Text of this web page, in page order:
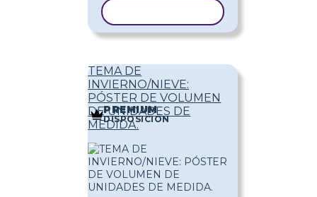
TEMA DE
INVIERNO/NIEVE:
PÓSTER DE VOLUMEN
DE UNIDADES DE
MEDIDA.
PREMIUM
DISPOSICIÓN